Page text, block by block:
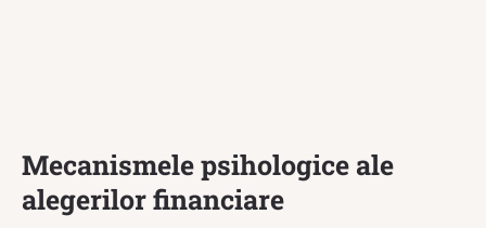
Mecanismele psihologice ale
alegerilor financiare